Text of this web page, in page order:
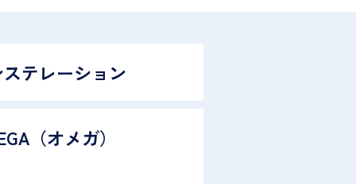
テレーション
（オメガ）